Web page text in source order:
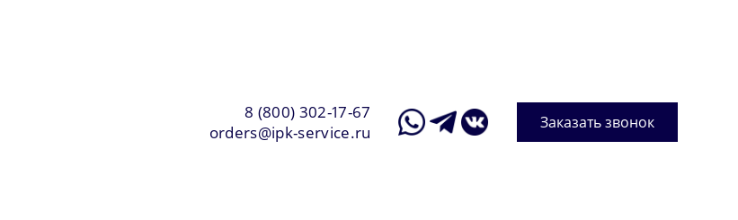
8 (800) 302-17-67
orders@ipk-service.ru
Заказать звонок